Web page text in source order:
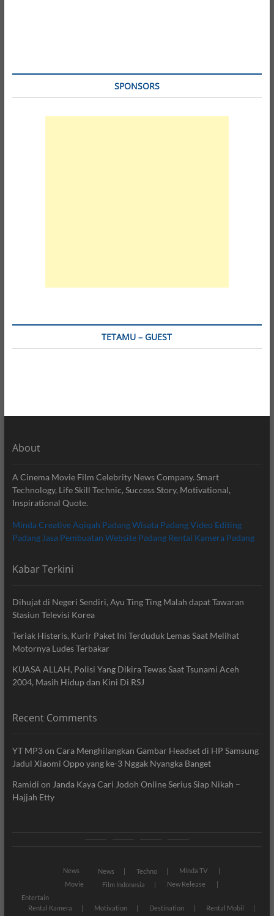
SPONSORS
TETAMU – GUEST
About
A Cinema Movie Film Celebrity News Company. Smart
Technology, Life Skill Technic, Success Story, Motivational,
Inspirational Quote.
Minda CreativeAqiqah PadangWisata PadangVideo Editing
Padang Jasa Pembuatan Website Padang Rental Kamera Padang
Kabar Terkini
Dihujat di Negeri Sendiri, Ayu Ting Ting Malah dapat Tawaran
Stasiun Televisi Korea
Teriak Histeris, Kurir Paket Ini Terduduk Lemas Saat Melihat
Motornya Ludes Terbakar
KUASA ALLAH, Polisi Yang Dikira Tewas Saat Tsunami Aceh
2004, Masih Hidup dan Kini Di RSJ
Recent Comments
YT MP3on Cara Menghilangkan Gambar Headset di HP Samsung
Jadul Xiaomi Oppo yang ke-3 Nggak Nyangka Banget
Ramidi on Janda Kaya Cari Jodoh Online Serius Siap Nikah –
Hajjah Etty
News News Techno
Minda TV
Movie
Film Indonesia
New Release
Entertain
Rental Kamera
Motivation Destination Rental Mobil